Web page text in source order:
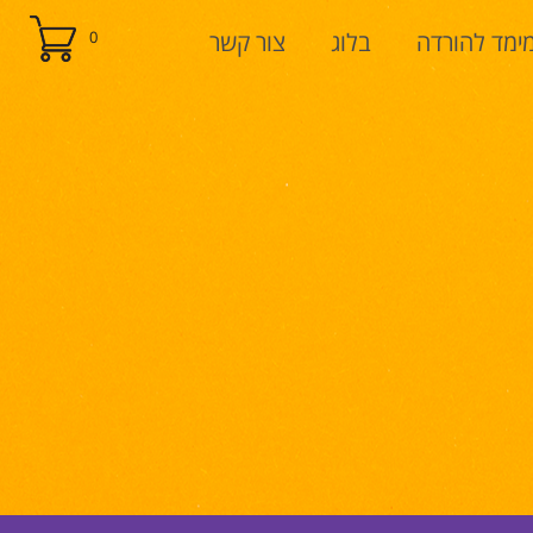
להורדה בלוג צור קשר 0